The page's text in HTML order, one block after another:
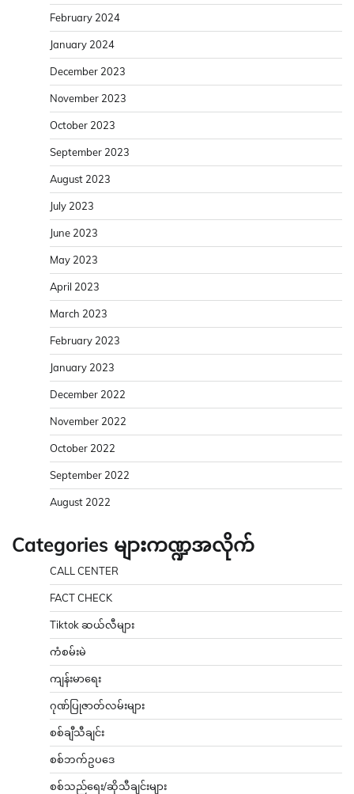
February 2024
January 2024
December 2023
November 2023
October 2023
September 2023
August 2023
July 2023
June 2023
May 2023
April 2023
March 2023
February 2023
January 2023
December 2022
November 2022
October 2022
September 2022
August 2022
Categories များကဏ္ဍအလိုက်
CALL CENTER
FACT CHECK
Tiktok ဆယ်လီများ
ကံစမ်းမဲ
ကျန်းမာရေး
ဂုဏ်ပြုဇာတ်လမ်းများ
စစ်ချီသီချင်း
စစ်ဘက်ဥပဒေ
စစ်သည်ရေး/ဆိုသီချင်းများ